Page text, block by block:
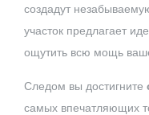
создадут
участок предлагает
ощутить всю мощь
Следом вы достигните
самых впечатляющих